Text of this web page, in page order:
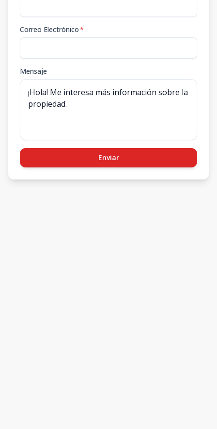
Correo Electrónico*
Mensaje
Enviar